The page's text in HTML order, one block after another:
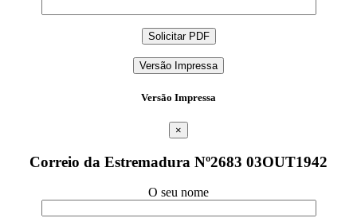
Versão Impressa
Versão Impressa
×
Correio da Estremadura Nº2683 03OUT1942
O seu nome